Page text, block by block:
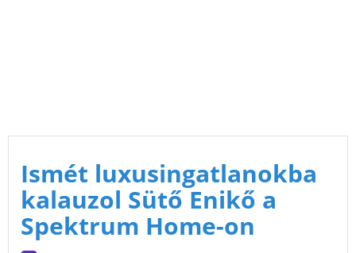
Ismét luxusingatlanokba
kalauzol Sütő Enikő a
Spektrum Home-on